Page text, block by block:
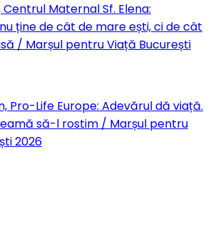
Centrul Maternal Sf. Elena:
ține de cât de mare ești, ci de cât
/ Marșul pentru Viață București
Pro-Life Europe: Adevărul dă viață.
să-l rostim / Marșul pentru
2026